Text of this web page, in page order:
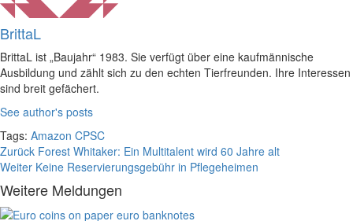
BrittaL
BrittaL ist „Baujahr“ 1983. Sie verfügt über eine kaufmännische
Ausbildung und zählt sich zu den echten Tierfreunden. Ihre Interessen
sind breit gefächert.
See author's posts
Tags: Amazon CPSC
Beitragsnavigation
Zurück Forest Whitaker: Ein Multitalent wird 60 Jahre alt
Weiter Keine Reservierungsgebühr in Pflegeheimen
Weitere Meldungen